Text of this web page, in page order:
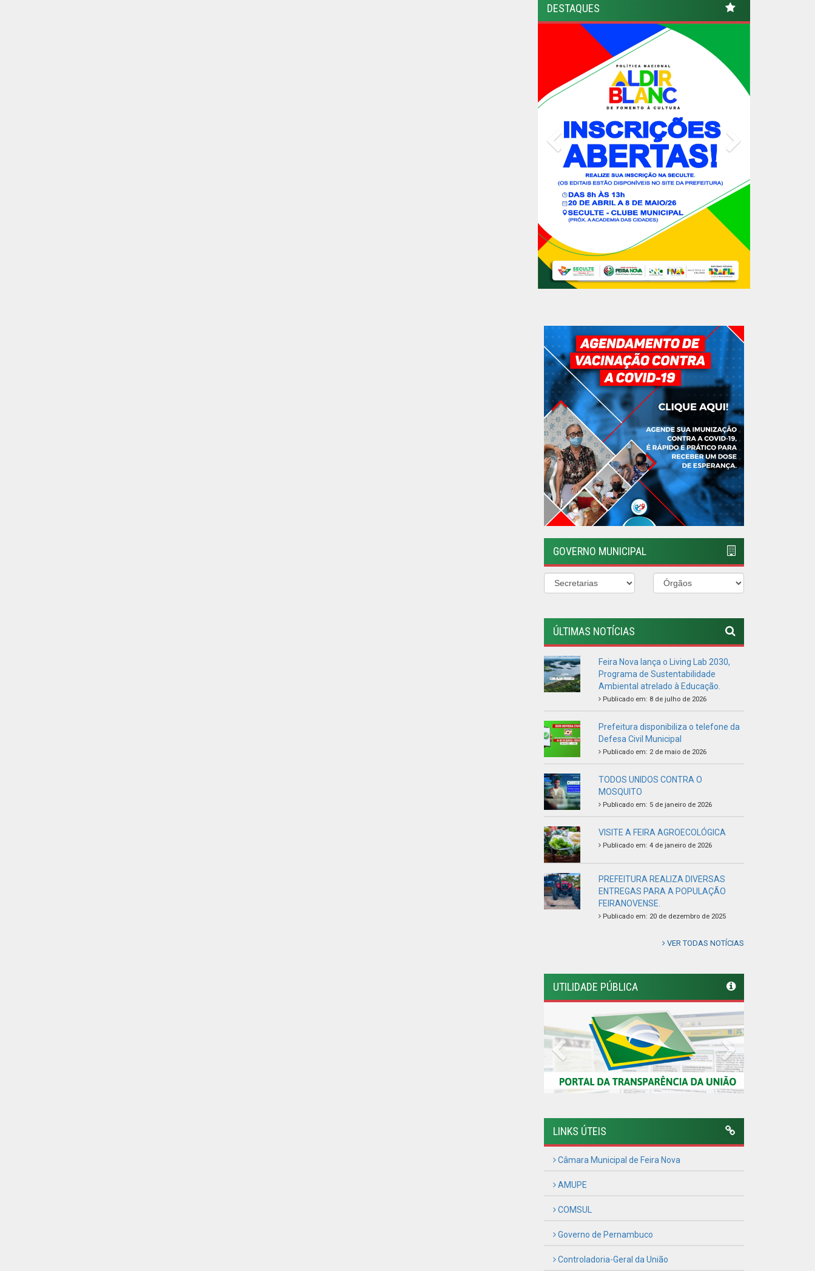
DESTAQUES
Previous
GOVERNO MUNICIPAL
ÚLTIMAS NOTÍCIAS
Feira Nova lança o Living Lab 2030,
Programa de Sustentabilidade
Ambiental atrelado à Educação.
Publicado em: 8 de julho de 2026
Prefeitura disponibiliza o telefone da
Defesa Civil Municipal
Publicado em: 2 de maio de 2026
TODOS UNIDOS CONTRA O
MOSQUITO
Publicado em: 5 de janeiro de 2026
VISITE A FEIRA AGROECOLÓGICA
Publicado em: 4 de janeiro de 2026
PREFEITURA REALIZA DIVERSAS
ENTREGAS PARA A POPULAÇÃO
FEIRANOVENSE.
Publicado em: 20 de dezembro de 2025
VER TODAS NOTÍCIAS
UTILIDADE PÚBLICA
Previous
LINKS ÚTEIS
Câmara Municipal de Feira Nova
AMUPE
COMSUL
Governo de Pernambuco
Controladoria-Geral da União